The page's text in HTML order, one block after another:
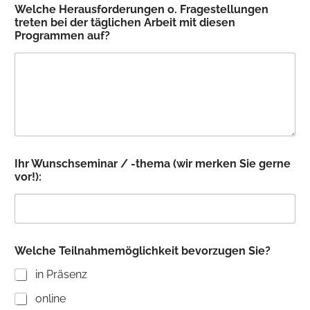
c
h
e
Welche Herausforderungen o. Fragestellungen
treten bei der täglichen Arbeit mit diesen
Programmen auf?
Ihr Wunschseminar / -thema (wir merken Sie gerne
vor!):
Welche Teilnahmemöglichkeit bevorzugen Sie?
in Präsenz
online